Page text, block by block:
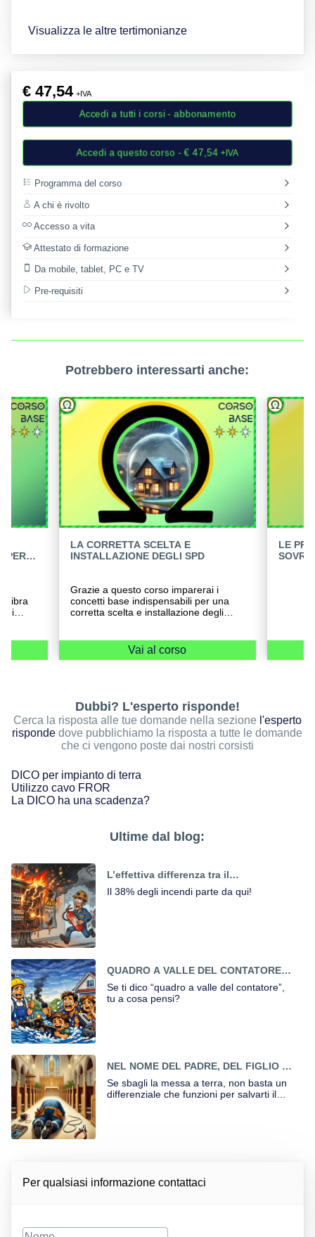
Visualizza le altre tertimonianze
€ 47,54 +IVA
Accedi a tutti i corsi - abbonamento
Accedi a questo corso - € 47,54 +IVA
Programma del corso
A chi è rivolto
Accesso a vita
Attestato di formazione
Da mobile, tablet, PC e TV
Pre-requisiti
Potrebbero interessarti anche:
PER
fibra
fisica
LA CORRETTA SCELTA E
INSTALLAZIONE DEGLI SPD
Grazie a questo corso imparerai i
concetti base indispensabili per una
corretta scelta e installazione degli
apparecchiature bruciate a causa
dell’inadeguatezza della tua
Vai al corso
LE
Dubbi? L'esperto risponde!
Cerca la risposta alle tue domande nella sezione l'esperto
risponde dove pubblichiamo la risposta a tutte le domande
che ci vengono poste dai nostri corsisti
DICO per impianto di terra
Utilizzo cavo FROR
La DICO ha una scadenza?
Ultime dal blog:
L’effettiva differenza tra il
SOVRACCARICO e il CORTOCIRCUITO
Il 38% degli incendi parte da qui!
QUADRO A VALLE DEL CONTATORE:
come evitare di finire in una Valle di
Lacrime
Se ti dico “quadro a valle del contatore”,
tu a cosa pensi?
NEL NOME DEL PADRE, DEL FIGLIO E
DELLA MESSA A TERRA
Se sbagli la messa a terra, non basta un
differenziale che funzioni per salvarti il
Per qualsiasi informazione contattaci